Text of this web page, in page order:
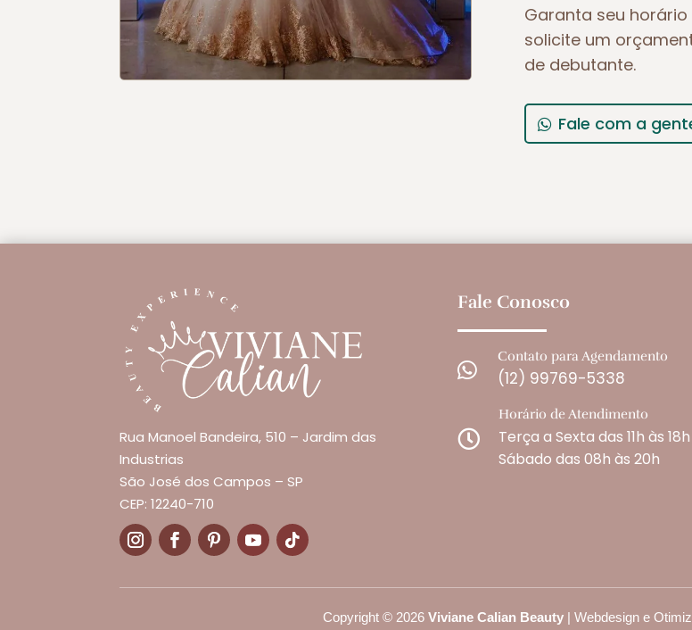
Garanta seu
solicite um
de debutante.
Fale com a
Rua Manoel Bandeira, 510 – Jardim das
Industrias
São José dos Campos – SP
CEP: 12240-710
Fale Conosco

Contato para Agendamento
(12) 99769-5338

Horário de Atendimento
Terça a Sexta das 11h às 18h
Sábado das 08h às 20h
Copyright © 2026 Viviane Calian Beauty | Webdesign e